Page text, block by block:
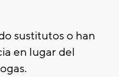
sustitutos o han
en lugar del